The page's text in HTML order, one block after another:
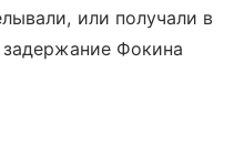
или получали в
Фокина